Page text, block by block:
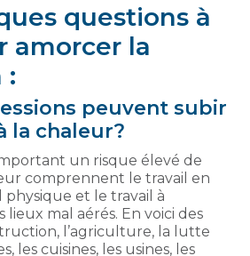
questions à
amorcer la
:
peuvent subir
la chaleur?
un risque élevé de
comprennent le travail en
et le travail à
lieux mal aérés. En voici des
l’agriculture, la lutte
les cuisines, les usines, les